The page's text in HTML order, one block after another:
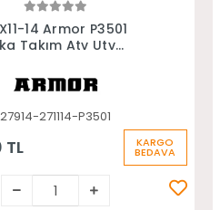
Sepete Ekle
14 Armor P3501
Takım Atv Utv
27914-271114-P3501
TL KARGO
BEDAVA